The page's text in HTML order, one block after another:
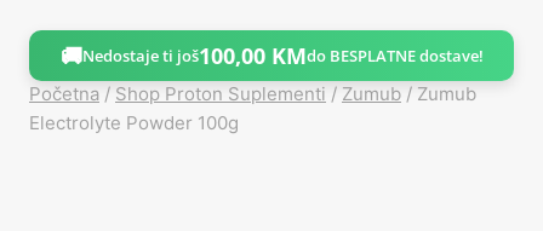
🚚Nedostaje ti još100,00 KMdo BESPLATNE dostave!
Početna / Shop Proton Suplementi / Zumub / Zumub
Electrolyte Powder 100g